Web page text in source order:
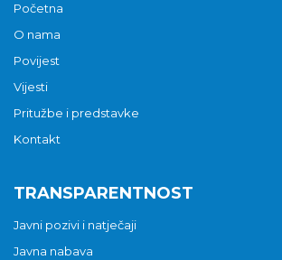
Početna
O nama
Povijest
Vijesti
Pritužbe i predstavke
Kontakt
TRANSPARENTNOST
Javni pozivi i natječaji
Javna nabava